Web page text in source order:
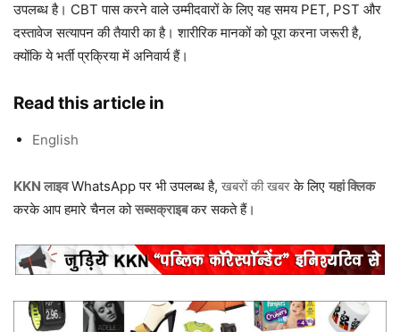
उपलब्ध है। CBT पास करने वाले उम्मीदवारों के लिए यह समय PET, PST और
दस्तावेज सत्यापन की तैयारी का है। शारीरिक मानकों को पूरा करना जरूरी है,
क्योंकि ये भर्ती प्रक्रिया में अनिवार्य हैं।
Read this article in
English
KKN लाइवWhatsApp पर भी उपलब्ध है, खबरों की खबरके लिए यहां क्लिक
करके आप हमारे चैनल कोसब्सक्राइबकर सकते हैं।